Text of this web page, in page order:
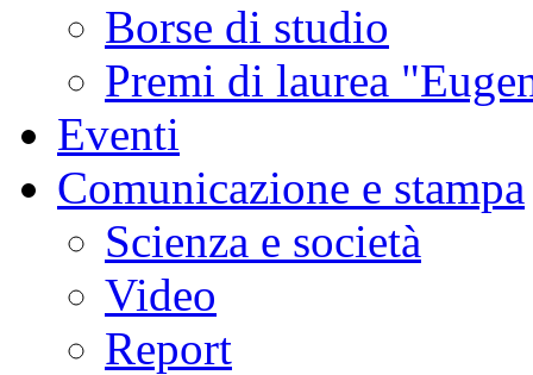
Borse di studio
Premi di laurea
Eventi
Comunicazione e stampa
Scienza e società
Video
Report